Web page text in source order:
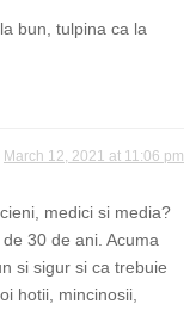
bun, tulpina ca la
March 12, 2021 at 11:06 pm
medici si media?
30 de ani. Acuma
si sigur si ca trebuie
hotii, mincinosii,